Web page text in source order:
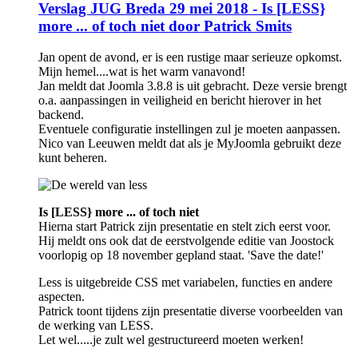
Verslag JUG Breda 29 mei 2018 - Is [LESS}
more ... of toch niet door Patrick Smits
Jan opent de avond, er is een rustige maar serieuze opkomst.
Mijn hemel....wat is het warm vanavond!
Jan meldt dat Joomla 3.8.8 is uit gebracht. Deze versie brengt
o.a. aanpassingen in veiligheid en bericht hierover in het
backend.
Eventuele configuratie instellingen zul je moeten aanpassen.
Nico van Leeuwen meldt dat als je MyJoomla gebruikt deze
kunt beheren.
Is [LESS} more ... of toch niet
Hierna start Patrick zijn presentatie en stelt zich eerst voor.
Hij meldt ons ook dat de eerstvolgende editie van Joostock
voorlopig op 18 november gepland staat. 'Save the date!'
Less is uitgebreide CSS met variabelen, functies en andere
aspecten.
Patrick toont tijdens zijn presentatie diverse voorbeelden van
de werking van LESS.
Let wel.....je zult wel gestructureerd moeten werken!